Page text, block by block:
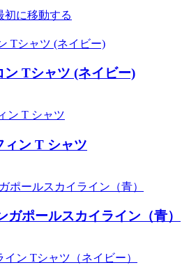
初に移動する
ン Tシャツ (ネイビー)
ィン T シャツ
ガポールスカイライン（青）